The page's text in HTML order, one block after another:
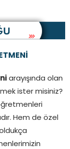
arayışında olan
ister misiniz?
Hem de özel